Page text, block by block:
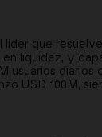
que
liquidez, y
usuarios
USD 100M,